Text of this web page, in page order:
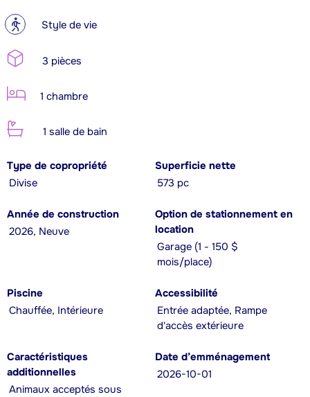
? Style de vie
3 pièces
1 chambre
1 salle de bain
Type de copropriété
Divise
Superficie nette
573 pc
Année de construction
2026, Neuve
Option de stationnement en
location
Garage (1 - 150 $
mois/place)
Piscine
Chauffée, Intérieure
Accessibilité
Entrée adaptée, Rampe
d'accès extérieure
Caractéristiques
additionnelles
Animaux acceptés sous
Date d’emménagement
2026-10-01